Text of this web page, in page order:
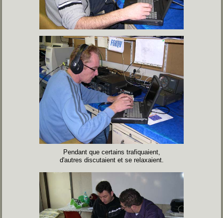
Pendant que certains trafiquaient,
d'autres discutaient et se relaxaient.